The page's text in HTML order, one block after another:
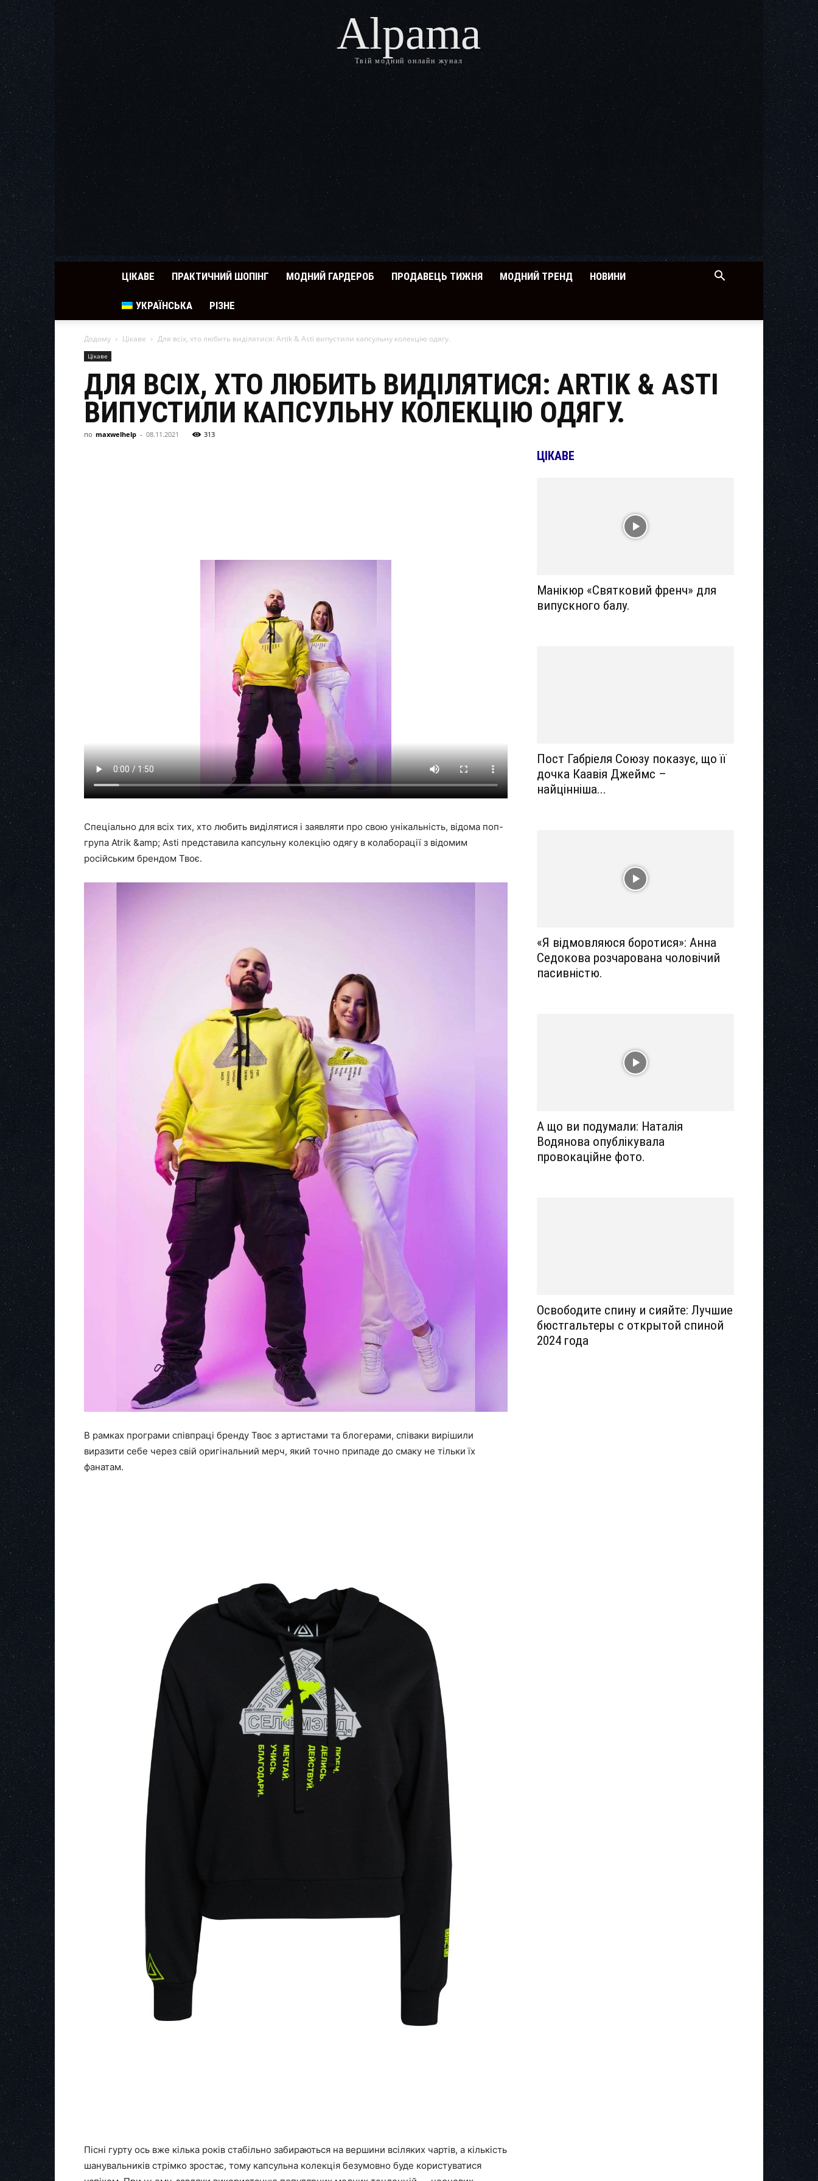
Alpama
Твій модний онлайн жунал
ЦІКАВЕ ПРАКТИЧНИЙ ШОПІНГ МОДНИЙ ГАРДЕРОБ ПРОДАВЕЦЬ ТИЖНЯ МОДНИЙ ТРЕНД НОВИНИ
УКРАЇНСЬКА РІЗНЕ
Додому Цікаве Для всіх, хто любить виділятися: Artik & Asti випустили капсульну колекцію одягу.
Цікаве
ДЛЯ ВСІХ, ХТО ЛЮБИТЬ ВИДІЛЯТИСЯ: ARTIK & ASTI
ВИПУСТИЛИ КАПСУЛЬНУ КОЛЕКЦІЮ ОДЯГУ.
по maxwelhelp - 08.11.2021 313
Спеціально для всіх тих, хто любить виділятися і заявляти про свою унікальність, відома поп-
група Atrik &amp; Asti представила капсульну колекцію одягу в колаборації з відомим
російським брендом Твоє.
В рамках програми співпраці бренду Твоє з артистами та блогерами, співаки вирішили
виразити себе через свій оригінальний мерч, який точно припаде до смаку не тільки їх
фанатам.
Пісні гурту ось вже кілька років стабільно забираються на вершини всіляких чартів, а кількість
шанувальників стрімко зростає, тому капсульна колекція безумовно буде користуватися
ЦІКАВЕ
Манікюр «Святковий френч» для
випускного балу.
Пост Габріеля Союзу показує, що її
дочка Каавія Джеймс –
найцінніша...
«Я відмовляюся боротися»: Анна
Седокова розчарована чоловічий
пасивністю.
А що ви подумали: Наталія
Водянова опублікувала
провокаційне фото.
Освободите спину и сияйте: Лучшие
бюстгальтеры с открытой спиной
2024 года